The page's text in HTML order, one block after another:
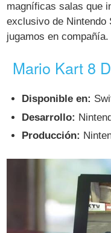
magníficas salas que
exclusivo de Nintendo
jugamos en compañía.
Mario Kart 8
Disponible en:
Desarrollo:
Producción: